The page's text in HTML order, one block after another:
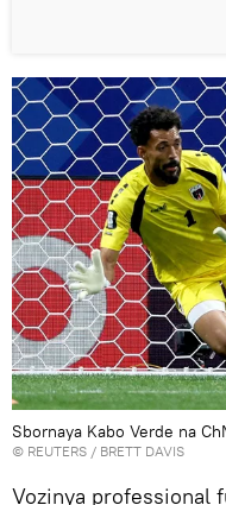
Sbornaya Kabo Verde na
© REUTERS / BRETT DAVIS
Vozinya professional